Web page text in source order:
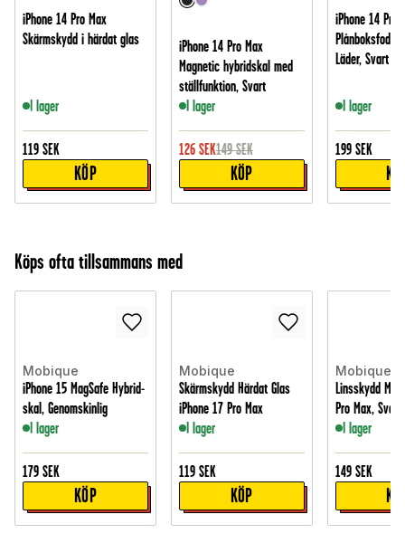
iPhone 14 Pro Max
Skärmskydd i härdat glas
I lager
119 SEK
KÖP
iPhone 14 Pro Max
Magnetic hybridskal med
ställfunktion, Svart
I lager
126 SEK149 SEK
KÖP
iPhone 14 Pro
Läder, Svart
I lager
199 SEK
Köps ofta tillsammans med
Mobique
iPhone 15 MagSafe Hybrid-
skal, Genomskinlig
I lager
179 SEK
KÖP
Mobique
Skärmskydd Härdat Glas
iPhone 17 Pro Max
I lager
119 SEK
KÖP
Mobique
Linsskydd
Pro Max, Svart
I lager
149 SEK